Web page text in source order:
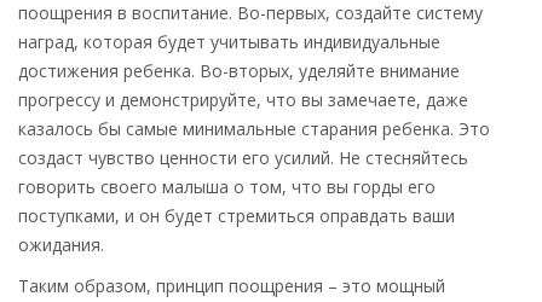
поощрения в воспитание. Во-первых, создайте систему
наград, которая будет учитывать индивидуальные
достижения ребенка. Во-вторых, уделяйте внимание
прогрессу и демонстрируйте, что вы замечаете, даже
казалось бы самые минимальные старания ребенка. Это
создаст чувство ценности его усилий. Не стесняйтесь
говорить своего малыша о том, что вы горды его
поступками, и он будет стремиться оправдать ваши
ожидания.
Таким образом, принцип поощрения – это мощный